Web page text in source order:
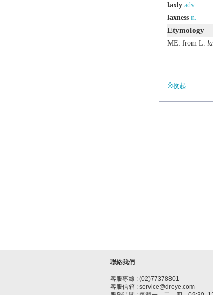
laxly adv.
laxness n.
Etymology
ME: from L.
收起
聯絡我們
客服專線 : (02)77378801
客服信箱 : service@dreye.com